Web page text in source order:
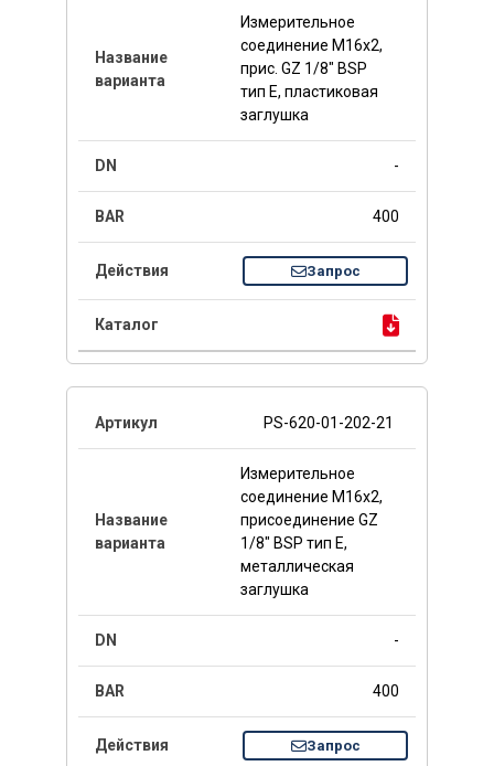
Измерительное
соединение M16x2,
прис. GZ 1/8" BSP
тип E, пластиковая
заглушка
-
400
Запрос
PS-620-01-202-21
Измерительное
соединение M16x2,
присоединение GZ
1/8" BSP тип E,
металлическая
заглушка
-
400
Запрос